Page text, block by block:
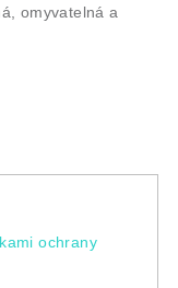
omyvatelná a
ochrany